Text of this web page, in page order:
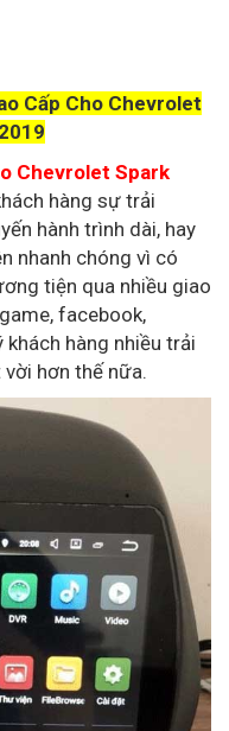
Cấp Cho Chevrolet
Chevrolet Spark
hàng sự trải
hành trình dài, hay
nhanh chóng vì có
tiện qua nhiều giao
facebook,
khách hàng nhiều trải
hơn thế nữa.